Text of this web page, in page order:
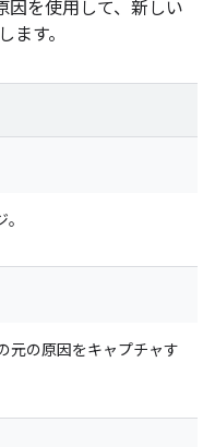
因を使用して、新しい
す。
の原因をキャプチャす